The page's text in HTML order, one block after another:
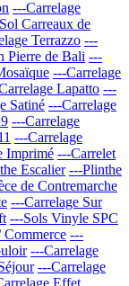
---Carrelage
Carreaux de
Terrazzo ---
Pierre de Bali ---
---Carrelage
Lapatto ---
Satiné ---Carrelage
---Carrelage
---Carrelage
Imprimé ---Carrelet
Escalier ---Plinthe
de Contremarche
---Carrelage Sur
---Sols Vinyle SPC
Commerce ---
---Carrelage
---Carrelage
Effet